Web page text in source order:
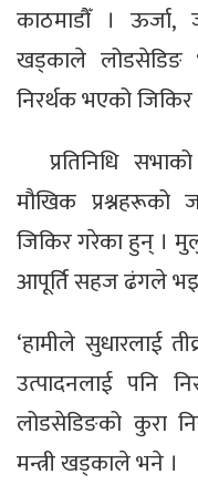
काठमाडौँ । ऊर्जा,
खड्काले लोडसेडिङ
निरर्थक भएको
प्रतिनिधि
मौखिक प्रश्नहरूको
जिकिर गरेका हुन् ।
आपूर्ति सहज ढंगले
‘हामीले सुधारलाई
उत्पादनलाई पनि
लोडसेडिङको कुरा
मन्त्री खड्काले भने ।